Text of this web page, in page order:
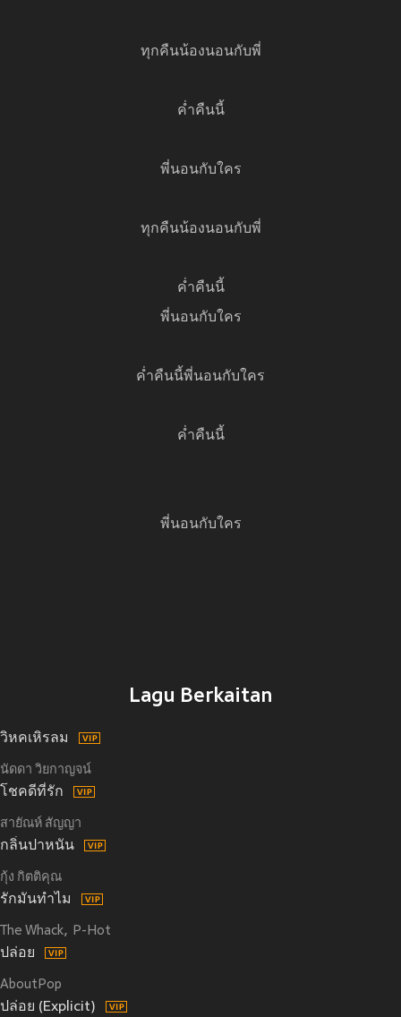
ทุกคืนน้องนอนกับพี่
ค่ำคืนนี้
พี่นอนกับใคร
ทุกคืนน้องนอนกับพี่
ค่ำคืนนี้
พี่นอนกับใคร
ค่ำคืนนี้พี่นอนกับใคร
ค่ำคืนนี้
พี่นอนกับใคร
Lagu Berkaitan
วิหคเหิรลม
นัดดา วิยกาญจน์
โชคดีที่รัก
สายัณห์ สัญญา
กลิ่นปาหนัน
กุ้ง กิตติคุณ
รักมันทำไม
The Whack P-Hot
ปล่อย
AboutPop
ปล่อย (Explicit)